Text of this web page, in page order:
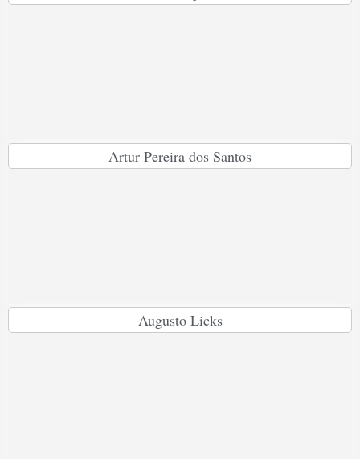
Artur Pereira dos Santos
Augusto Licks